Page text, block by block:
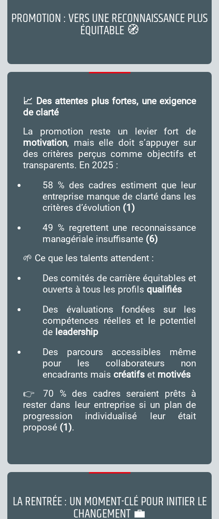
PROMOTION : VERS UNE RECONNAISSANCE PLUS
ÉQUITABLE 🧭
📈 Des attentes plus fortes, une exigence
de clarté
La promotion reste un levier fort de
motivation, mais elle doit s’appuyer sur
des critères perçus comme objectifs et
transparents. En 2025 :
58 % des cadres estiment que leur
entreprise manque de clarté dans les
critères d’évolution (1)
49 % regrettent une reconnaissance
managériale insuffisante (6)
🌱 Ce que les talents attendent :
Des comités de carrière équitables et
ouverts à tous les profils qualifiés
Des évaluations fondées sur les
compétences réelles et le potentiel
de leadership
Des parcours accessibles même
pour les collaborateurs non
encadrants mais créatifs et motivés
👉 70 % des cadres seraient prêts à
rester dans leur entreprise si un plan de
progression individualisé leur était
proposé (1).
LA RENTRÉE : UN MOMENT-CLÉ POUR INITIER LE
CHANGEMENT 💼